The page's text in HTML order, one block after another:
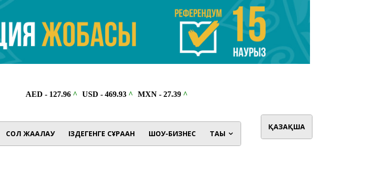
СОЛ ЖАҒАЛАУ ІЗДЕГЕНГЕ СҰРАҒАН ШОУ-БИЗНЕС ТАҒЫ
ҚАЗАҚША